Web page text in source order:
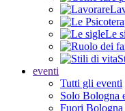
Le
eventi
Tutti gli eventi
Solo Bologna
Fuori Bologna